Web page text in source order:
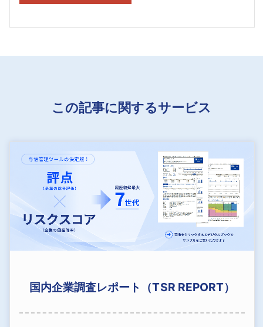
この記事に関するサービス
国内企業調査レポート（TSR REPORT）